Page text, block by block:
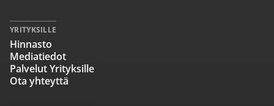
YRITYKSILLE
Hinnasto
Mediatiedot
Palvelut Yrityksille
Ota yhteyttä